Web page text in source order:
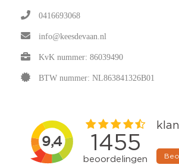
0416693068
info@keesdevaan.nl
KvK nummer: 86039490
BTW nummer: NL863841326B01